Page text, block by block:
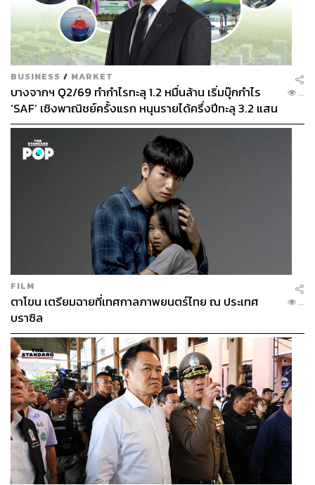
BUSINESS / MARKET
บางจากฯ Q2/69 ทำกำไรทะลุ 1.2 หมื่นล้าน เริ่มบุ๊กกำไร
‘SAF’ เชิงพาณิชย์ครั้งแรก หนุนรายได้ครึ่งปีทะลุ 3.2 แสน
ล้าน
...
FILM
ตาโขน เตรียมฉายที่เทศกาลภาพยนตร์ไทย ณ ประเทศ
บราซิล
...